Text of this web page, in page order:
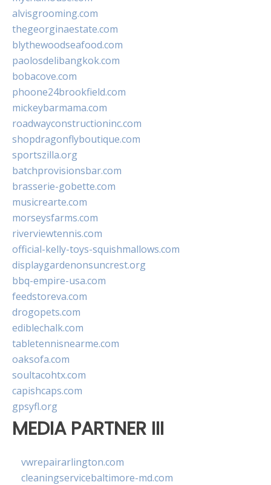
alvisgrooming.com
thegeorginaestate.com
blythewoodseafood.com
paolosdelibangkok.com
bobacove.com
phoone24brookfield.com
mickeybarmama.com
roadwayconstructioninc.com
shopdragonflyboutique.com
sportszilla.org
batchprovisionsbar.com
brasserie-gobette.com
musicrearte.com
morseysfarms.com
riverviewtennis.com
official-kelly-toys-squishmallows.com
displaygardenonsuncrest.org
bbq-empire-usa.com
feedstoreva.com
drogopets.com
ediblechalk.com
tabletennisnearme.com
oaksofa.com
soultacohtx.com
capishcaps.com
gpsyfl.org
MEDIA PARTNER III
vwrepairarlington.com
cleaningservicebaltimore-md.com